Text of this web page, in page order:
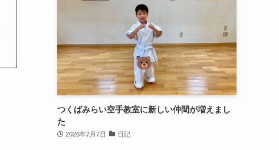
つくばみらい空手教室に新しい仲間が増えまし
た
2026年7月7日 日記